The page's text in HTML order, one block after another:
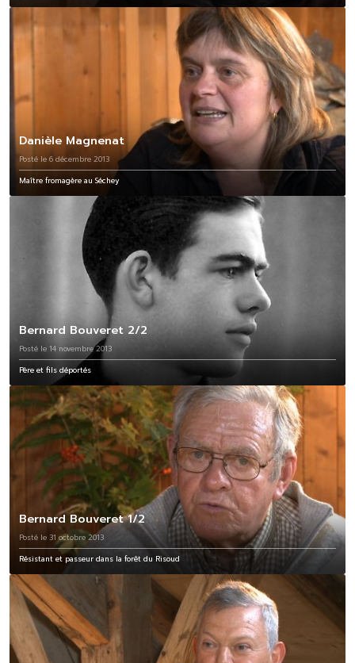
Danièle Magnenat
Posté le 6 décembre 2013
Maître fromagère au Séchey
Bernard Bouveret 2/2
Posté le 14 novembre 2013
Père et fils déportés
Bernard Bouveret 1/2
Posté le 31 octobre 2013
Résistant et passeur dans la forêt du Risoud